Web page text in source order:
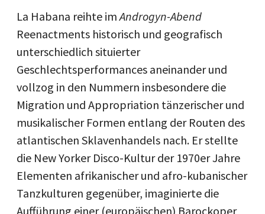
La Habana reihte imAndrogyn-Abend
Reenactments historisch und geografisch
unterschiedlich situierter
Geschlechtsperformances aneinander und
vollzog in den Nummern insbesondere die
Migration und Appropriation tänzerischer und
musikalischer Formen entlang der Routen des
atlantischen Sklavenhandels nach. Er stellte
die New Yorker Disco-Kultur der 1970er Jahre
Elementen afrikanischer und afro-kubanischer
Tanzkulturen gegenüber, imaginierte die
Aufführung einer (europäischen) Barockoper